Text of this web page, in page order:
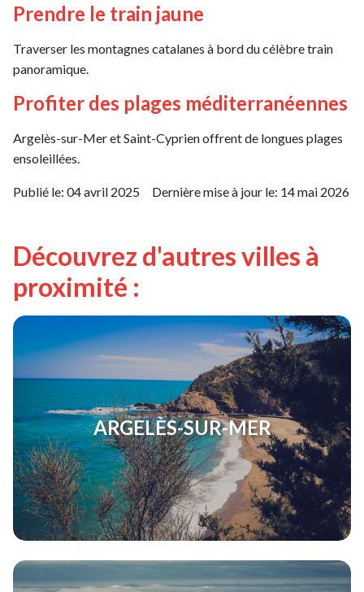
Prendre le train jaune
Traverser les montagnes catalanes à bord du célèbre train
panoramique.
Profiter des plages méditerranéennes
Argelès-sur-Mer et Saint-Cyprien offrent de longues plages
ensoleillées.
Publié le: 04 avril 2025 Dernière mise à jour le: 14 mai 2026
Découvrez d'autres villes à
proximité :
ARGELÈS-SUR-MER